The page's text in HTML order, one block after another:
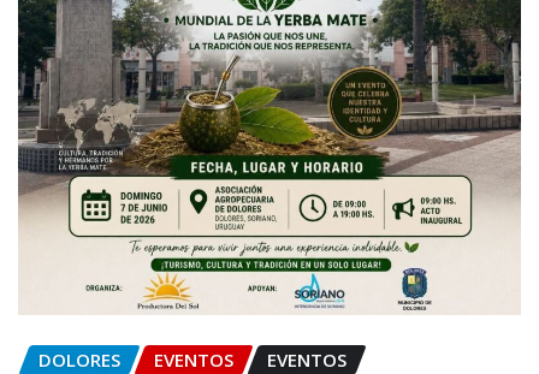
DOLORES EVENTOS
EVENTOS